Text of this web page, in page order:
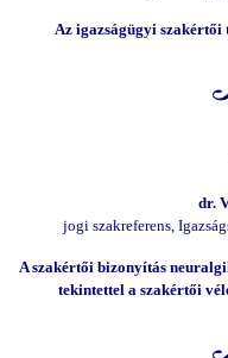
Az igazságügyi szakértői
dr.
jogi szakreferens,
A szakértői bizonyítás
tekintettel a szakértői